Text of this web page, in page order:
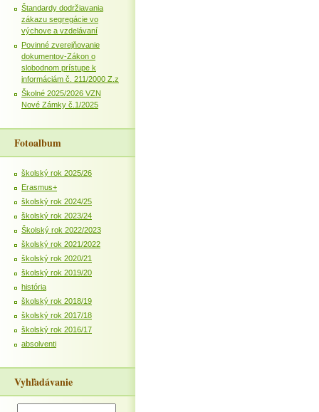
Štandardy dodržiavania
zákazu segregácie vo
výchove a vzdelávaní
Povinné zverejňovanie
dokumentov-Zákon o
slobodnom prístupe k
informáciám č. 211/2000 Z.z
Školné 2025/2026 VZN
Nové Zámky č.1/2025
Fotoalbum
školský rok 2025/26
Erasmus+
školský rok 2024/25
školský rok 2023/24
Školský rok 2022/2023
školský rok 2021/2022
školský rok 2020/21
školský rok 2019/20
história
školský rok 2018/19
školský rok 2017/18
školský rok 2016/17
absolventi
Vyhľadávanie